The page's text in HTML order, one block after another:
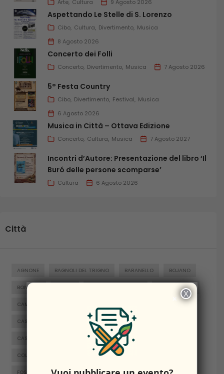
Arte Cultura 9 Agosto 2026
Aspettando Le Stelle di S. Lorenzo
Cibo Cultura Divertimento Musica
8 Agosto 2026
Concerto dei Folli
Concerto Divertimento Musica 7 Agosto 2026
5° Festa Country
Cibo Divertimento Festival Musica
6 Agosto 2026
Musica in Città – Ottava Edizione
Concerto Cultura Musica 7 Agosto 2027
Incontri d’Autore: Presentazione del libro ‘Il
Buró delle persone scomparse’
Cultura 6 Agosto 2026
Città
AGNONE BAGNOLI DEL TRIGNO BARANELLO BOJANO
BONEFRO CAMPOBASSO
CAMPOMARINO
CASACALENDA CASTELNUOVO AL VOLTURNO
CASTELPETROSO CASTROPIGNANO
COLLE D'ANCHISE COLLETORTO
FOSSALTO FROSOLONE GAMBATESA GUARDIAREGIA
× X